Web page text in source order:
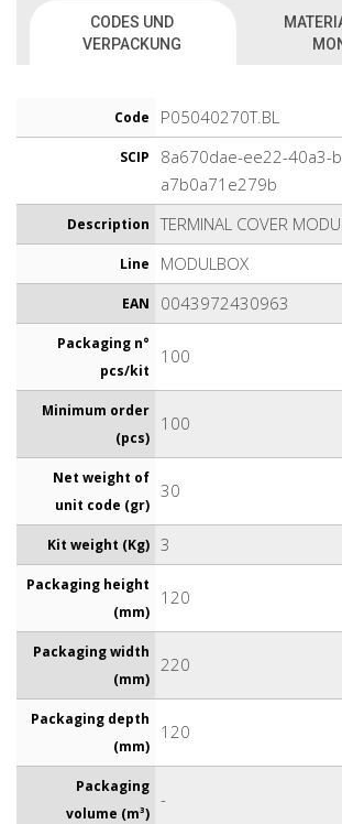
CODES UND
VERPACKUNG
Code P05040270T.BL
SCIP
8a670dae-ee22-40a3-
a7b0a71e279b
Description TERMINAL COVER
Line MODULBOX
EAN 0043972430963
Packaging n°
pcs/kit
100
Minimum order
(pcs)
100
Net weight of
unit code (gr)
30
Kit weight (Kg) 3
Packaging height
(mm)
120
Packaging width
(mm)
220
Packaging depth
(mm)
120
Packaging
volume (m³)
-